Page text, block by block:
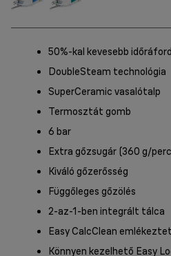
50%-kal kevesebb
DoubleSteam technológia
SuperCeramic vasalótalp
Termosztát gomb
6 bar
Extra gőzsugár (360 g/
Kiváló gőzerősség
Függőleges gőzölés
2-az-1-ben integrált tálca
Easy CalcClean
Könnyen kezelhető Easy